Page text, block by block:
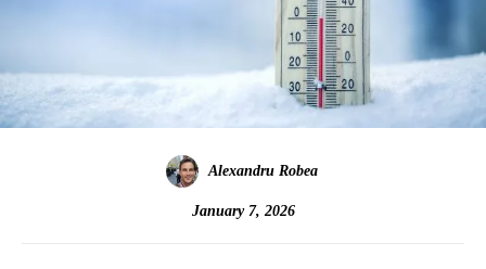
Alexandru Robea
January 7, 2026